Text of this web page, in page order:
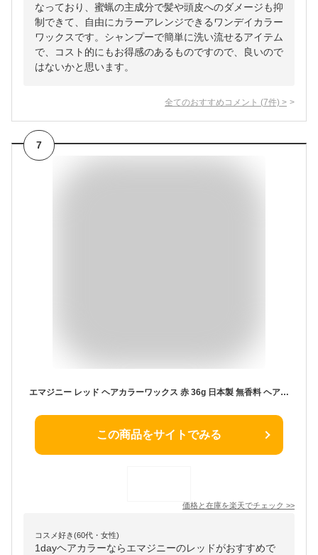
なっており、蜜蝋の主成分で髪や頭皮へのダメージも抑
制できて、自由にカラーアレンジできるワンデイカラー
ワックスです。シャンプーで簡単に洗い流せるアイテム
で、コスト的にもお得感のあるものですので、良いので
はないかと思います。
全てのおすすめコメント (7件) >
7
エマジニー レッド ヘアカラーワックス 赤 36g 日本製 無香料 ヘアワックス ヘアーワックス セルフ ヘアカラー 髪染め 1日だけ 部分染め 1day ヘア カラー 高発色 セルフカラー ユニコーンカラー ワンポイント 派手 おしゃれ コスプレ Emajiny Red E73
この商品をサイトでみる
価格と在庫を楽天でチェック >>
コスメ好き(60代・女性)
1dayヘアカラーならエマジニーのレッドがおすすめで